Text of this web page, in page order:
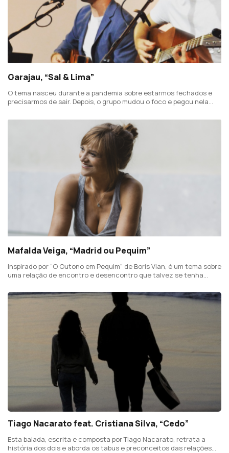
Garajau, “Sal & Lima”
O tema nasceu durante a pandemia sobre estarmos fechados e
precisarmos de sair. Depois, o grupo mudou o foco e pegou nela
festa torna-se essencial.”
Mafalda Veiga, “Madrid ou Pequim”
Inspirado por “O Outono em Pequim” de Boris Vian, é um tema sobre
uma relação de encontro e desencontro que talvez se tenha
Particular".
Tiago Nacarato feat. Cristiana Silva, “Cedo”
Esta balada, escrita e composta por Tiago Nacarato, retrata a
história dos dois e aborda os tabus e preconceitos das relações